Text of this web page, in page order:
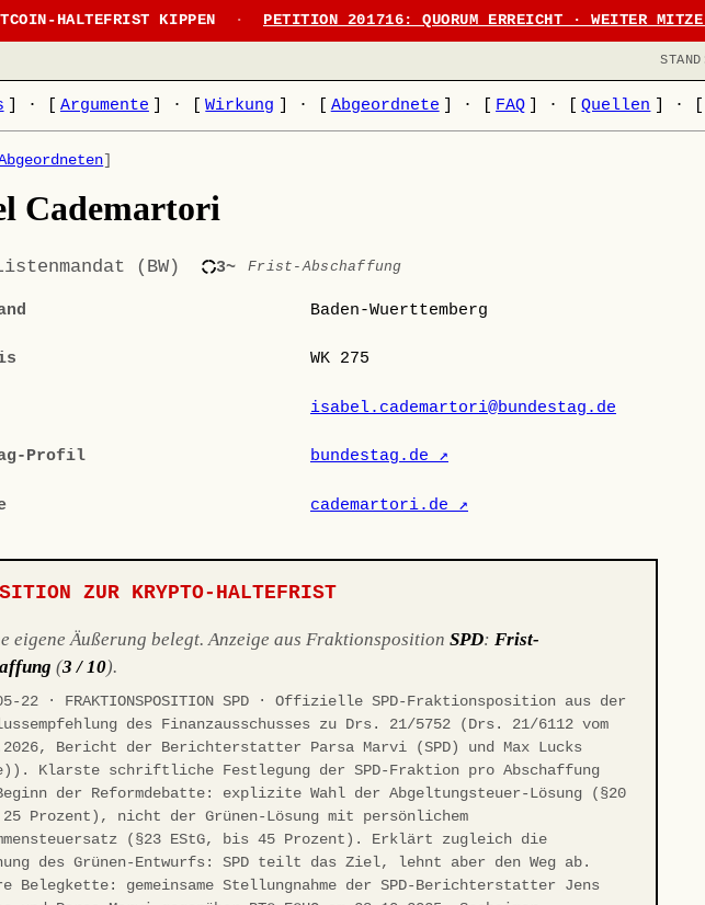
HALTEFRIST KIPPEN · PETITION 201716: QUORUM ERREICHT · WEITER
· Argumente · Wirkung · Abgeordnete · FAQ · Quellen ·
]
Cademartori
(BW) 3~ Frist-Abschaffung
Baden-Wuerttemberg
WK 275
isabel.cademartori@bundestag.de
Profil bundestag.de ↗
cademartori.de ↗
ZUR KRYPTO-HALTEFRIST
eigene Äußerung belegt. Anzeige aus FraktionspositionSPD: Frist-
(3 / 10).
22 · FRAKTIONSPOSITION SPD · Offizielle SPD-Fraktionsposition aus der
des Finanzausschusses zu Drs. 21/5752 (Drs. 21/6112 vom
Bericht der Berichterstatter Parsa Marvi (SPD) und Max Lucks
Klarste schriftliche Festlegung der SPD-Fraktion pro Abschaffung
der Reformdebatte: explizite Wahl der Abgeltungsteuer-Lösung (§20
25 Prozent), nicht der Grünen-Lösung mit persönlichem
(§23 EStG, bis 45 Prozent). Erklärt zugleich die
des Grünen-Entwurfs: SPD teilt das Ziel, lehnt aber den Weg ab.
Belegkette: gemeinsame Stellungnahme der SPD-Berichterstatter Jens